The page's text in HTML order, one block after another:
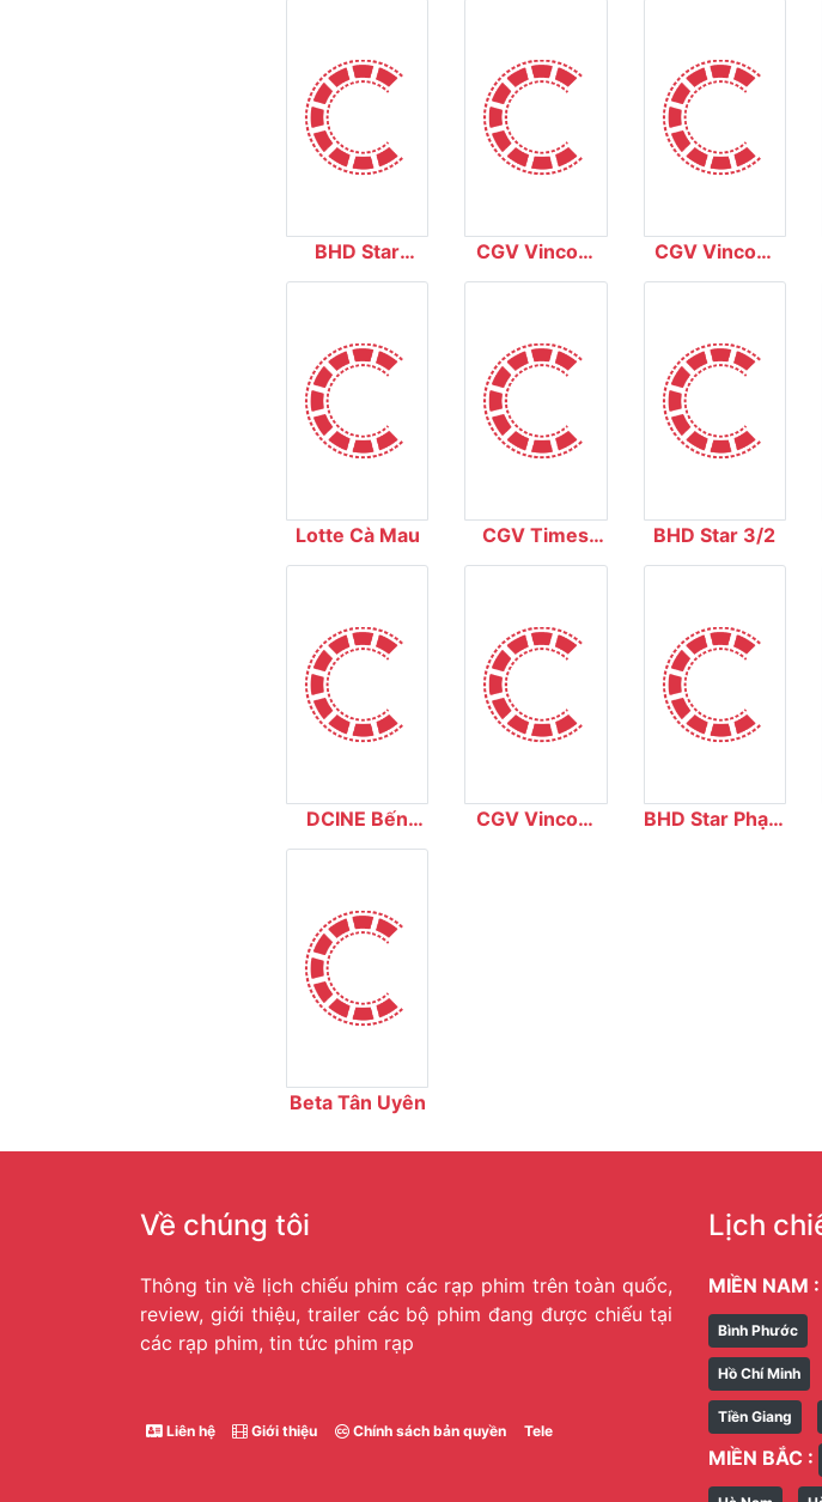
BHD Star
Quang Trung
CGV Vincom
Đồng Khởi
CGV Vincom
Hạ Long
Lotte Cà Mau
CGV Times
City
BHD Star 3/2
DCINE Bến
Thành
CGV Vincom
BHD Star Phạm
Beta Tân Uyên
Về chúng tôi
Thông tin về lịch chiếu phim các rạp phim trên toàn quốc,
review, giới thiệu, trailer các bộ phim đang được chiếu tại
các rạp phim, tin tức phim rạp
Liên hệ Giới thiệu Chính sách bản quyền Tele
Lịch
MIỀN NAM :
Bình Phước
Hồ Chí Minh
Tiền Giang
MIỀN BẮC :